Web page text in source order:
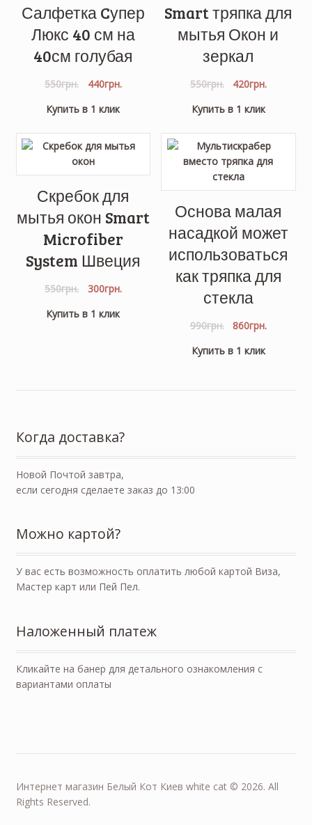
Салфетка Cупер
Люкс 40 см на
40см голубая
550грн. 440грн.
Купить в 1 клик
Smart тряпка для
мытья Окон и
зеркал
550грн. 420грн.
Купить в 1 клик
Скребок для
мытья окон Smart
Microfiber
System Швеция
550грн. 300грн.
Купить в 1 клик
Основа малая
насадкой может
использоваться
как тряпка для
стекла
990грн. 860грн.
Купить в 1 клик
Когда доставка?
Новой Почтой завтра,
если сегодня сделаете заказ до 13:00
Можно картой?
У вас есть возможность оплатить любой картой Виза,
Мастер карт или Пей Пел.
Наложенный платеж
Кликайте на банер для детального ознакомления с
вариантами оплаты
Интернет магазин Белый Кот Киев white cat © 2026. All
Rights Reserved.